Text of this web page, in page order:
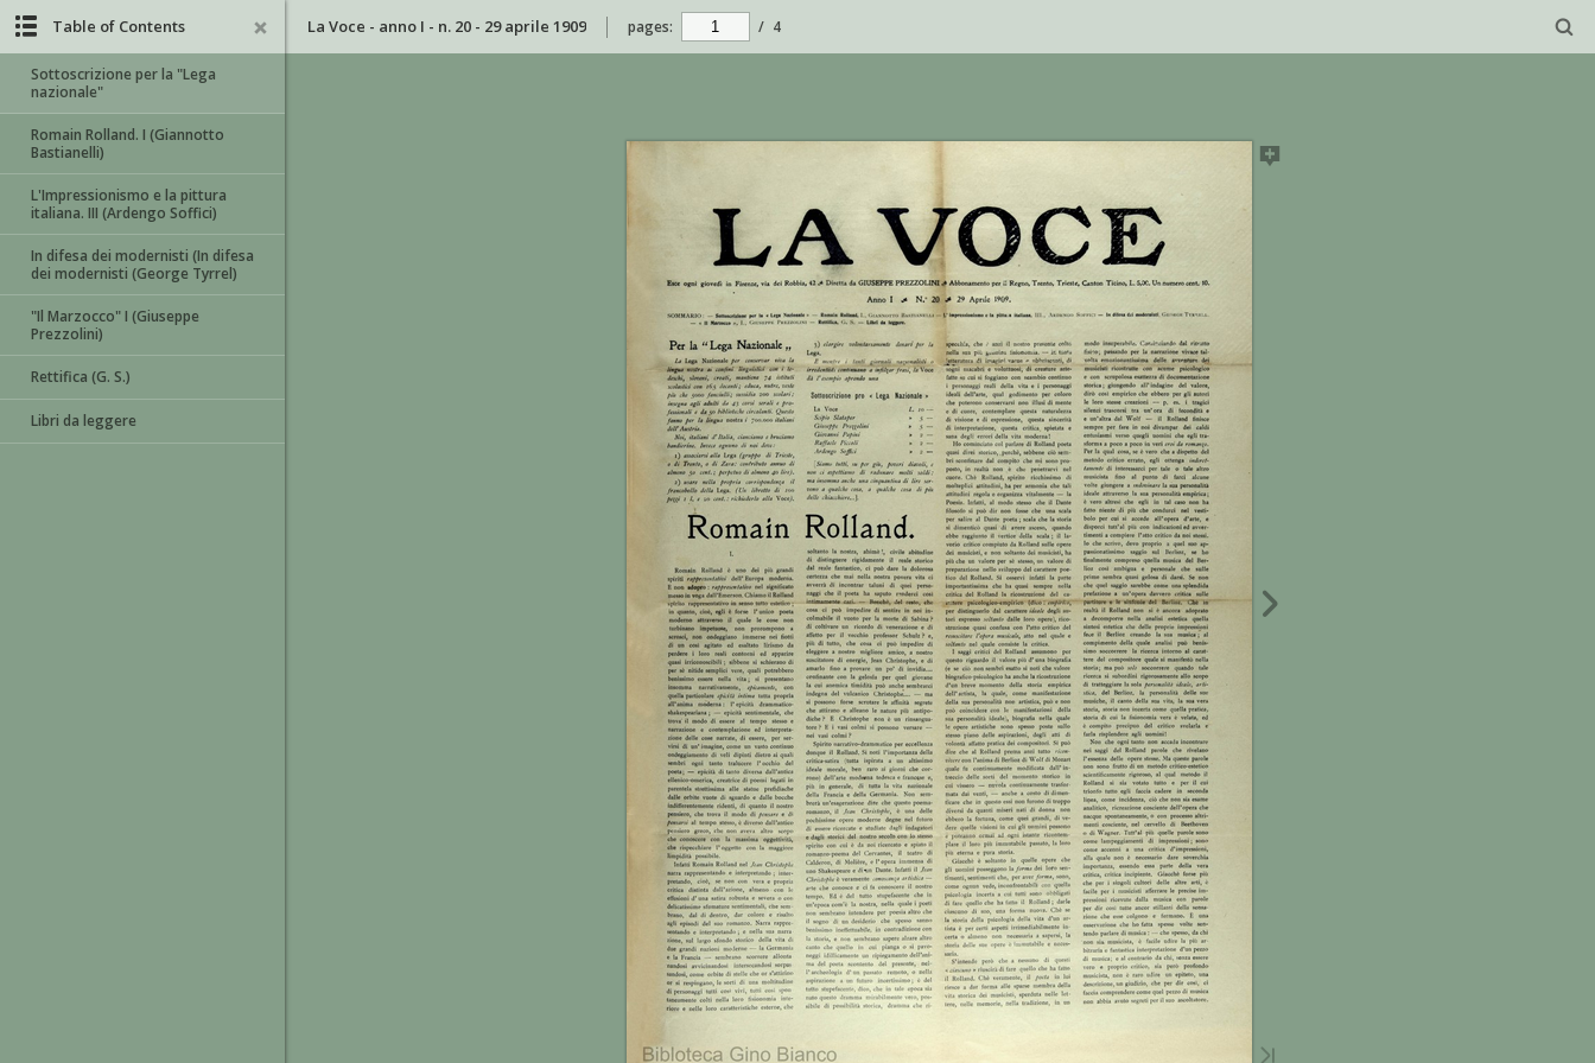
La Voce - anno I - n. 20 - 29 aprile 1909 pages: / 4
Table of Contents
Sottoscrizione per la "Lega
nazionale"
Romain Rolland. I (Giannotto
Bastianelli)
L'Impressionismo e la pittura
italiana. III (Ardengo Soffici)
In difesa dei modernisti (In difesa
dei modernisti (George Tyrrel)
"Il Marzocco" I (Giuseppe
Prezzolini)
Rettifica (G. S.)
Libri da leggere